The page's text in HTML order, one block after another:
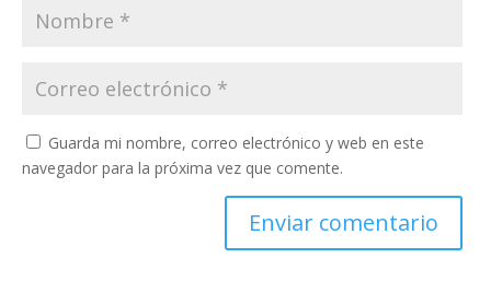
Guarda mi nombre, correo electrónico y web en este
navegador para la próxima vez que comente.